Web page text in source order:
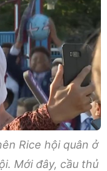
Rice hội quân ở
Mới đây, cầu thủ